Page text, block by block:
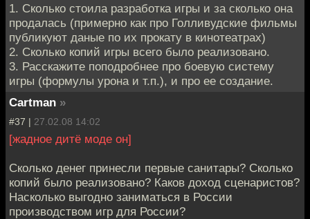
1. Сколько стоила разработка игры и за сколько она
продалась (примерно как про Голливудские фильмы
публикуют даные по их прокату в кинотеатрах)
2. Сколько копий игры всего было реализовано.
3. Расскажите поподробнее про боевую систему
игры (формулы урона и т.п.), и про ее создание.
Cartman »
#37 | 27.02.08 14:02
[жадное дитё моде он]
Сколько денег принесли первые санитары? Сколько
копий было реализовано? Каков доход сценаристов?
Насколько выгодно заниматься в России
производством игр для России?